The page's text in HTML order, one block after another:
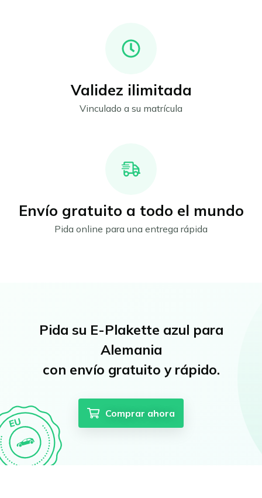
Validez ilimitada
Vinculado a su matrícula
Envío gratuito a todo el mundo
Pida online para una entrega rápida
Pida su E-Plakette azul para
Alemania
con envío gratuito y rápido.
Comprar ahora